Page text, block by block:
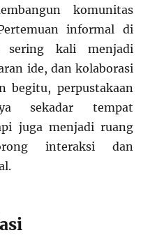
komunitas
informal di
sering kali menjadi
ide, dan kolaborasi
begitu, perpustakaan
sekadar tempat
juga menjadi ruang
interaksi dan